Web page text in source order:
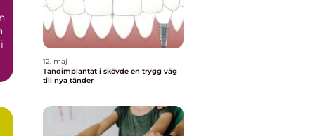
12. maj
Tandimplantat i skövde en trygg väg
till nya tänder